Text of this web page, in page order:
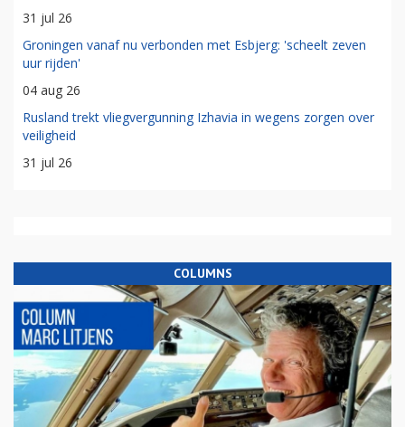
31 jul 26
Groningen vanaf nu verbonden met Esbjerg: 'scheelt zeven
uur rijden'
04 aug 26
Rusland trekt vliegvergunning Izhavia in wegens zorgen over
veiligheid
31 jul 26
COLUMNS